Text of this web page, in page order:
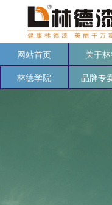
网站首页 关于
林德学院 品牌专